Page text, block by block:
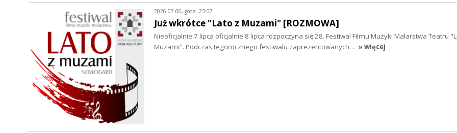
2026-07-06, godz. 23:07
Już wkrótce "Lato z Muzami" [ROZMOWA]
Nieoficjalnie 7 lipca oficjalnie 8 lipca rozpoczyna się 28. Festiwal Filmu Muzyki Malarstwa Teatru
Muzami". Podczas tegorocznego festiwalu zaprezentowanych… » więcej